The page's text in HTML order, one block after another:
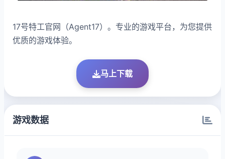
17号特工官网（Agent17）。专业的游戏平台，为您提供
优质的游戏体验。
马上下载
游戏数据